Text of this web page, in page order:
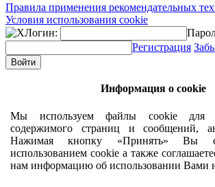
Правила применения рекомендательных
Условия использования cookie
Логин:
Регистрация
Информация о cookie
Мы используем файлы cookie для
содержимого страниц и сообщений,
Нажимая кнопку «Принять» Вы
использованием cookie а также
нам информацию об использовании Вами